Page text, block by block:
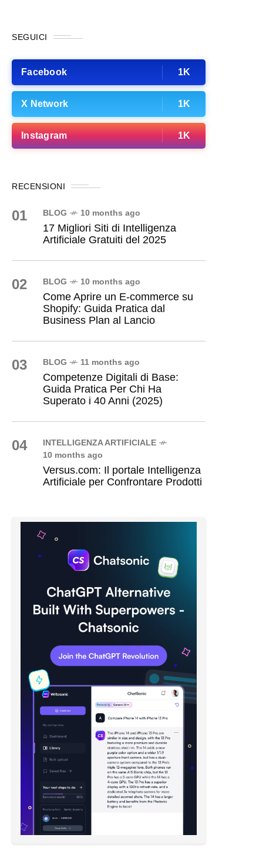
SEGUICI
Facebook 1K
X Network 1K
Instagram 1K
RECENSIONI
01 BLOG 10 months ago
17 Migliori Siti di Intelligenza
Artificiale Gratuiti del 2025
02 BLOG 10 months ago
Come Aprire un E-commerce su
Shopify: Guida Pratica dal
Business Plan al Lancio
03 BLOG 11 months ago
Competenze Digitali di Base:
Guida Pratica Per Chi Ha
Superato i 40 Anni (2025)
04
INTELLIGENZA ARTIFICIALE
10 months ago
Versus.com: Il portale Intelligenza
Artificiale per Confrontare Prodotti